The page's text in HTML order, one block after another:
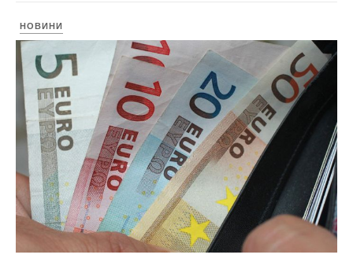
НОВИНИ